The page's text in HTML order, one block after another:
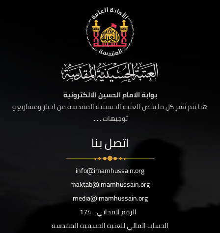
بوابة الامام الحسين الالكترونية
هنا يتم نشر كل ما يخص العتبة الحسينية المقدسة من اخبار ومشاريع و
توجيهات ......
اتصل بنا
info@imamhussain.org
maktab@imamhussain.org
media@imamhussain.org
الرقم المجاني 174
الحساب المالي للعتبة الحسينية المقدسة